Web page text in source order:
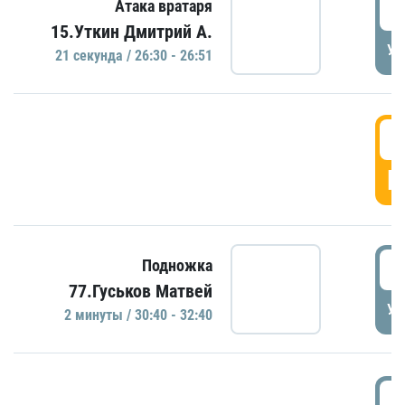
Атака вратаря
15.Уткин Дмитрий А.
21 секундa / 26:30 - 26:51
Подножка
77.Гуськов Матвей
2 минуты / 30:40 - 32:40